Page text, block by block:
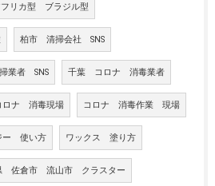
リカ型 ブラジル型
柏市 清掃会社 SNS
業者 SNS 千葉 コロナ 消毒業者
ロナ 消毒現場 コロナ 消毒作業 現場
ー 使い方 ワックス 塗り方
佐倉市 流山市 クラスター